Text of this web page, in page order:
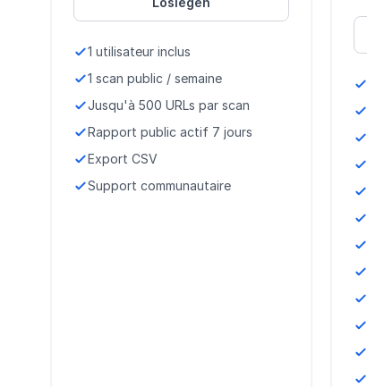
1 utilisateur inclus
1 scan public / semaine
Jusqu'à 500 URLs par scan
Rapport public actif 7 jours
Export CSV
Support communautaire